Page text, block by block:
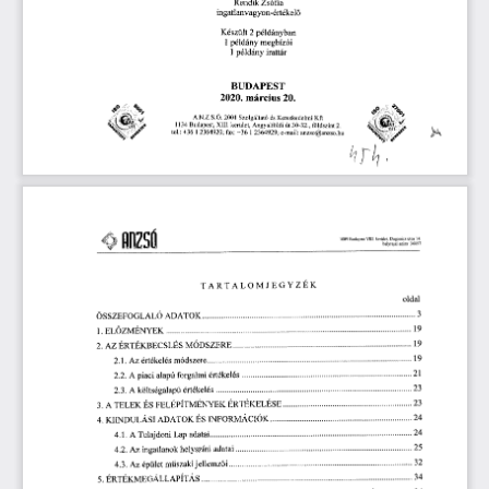
ingatlanvagyon-értékelő
Készült 2 példányban
1 példány megbízói
1 példány irattár
BUDAPEST
2020. március 20.
A.N.Z.S.Ó. 2001 Szolgáltató és Kereskedelmi Kft
1134 Budapest, XIII. kerület, Angyalföldi iát 30-32., földszint 2.
tel.: +36 1 2364920; fax: +36 1 2364929; e-mail: anzso@anzso.hu
1089 Budapest VIII kerület, Dugonics „tea
14
helyrajzi szám 36057
TARTALOMJEGYZÉK
oldal
ÖSSZEFOGLALÓ ADATOK
3
1. ELŐZMÉNYEK
19
2. AZ ÉRTÉKBECSLÉS MÓDSZERE
19
2.1.
Az értékelés módszere
19
2.2. A piaci alapú forgalmi értékelés
21
2.3. A költségalapú értékelés
23
3. A TELEK ÉS FELÉPÍTMÉNYEK ÉRTÉKELÉSE
23
4. KIINDULÁSI ADATOK ÉS INFORMÁCIÓK
24
4.1. A Tulajdoni Lap adatai
24
4.2. Az ingatlanok helyszíni adatai
25
4.3. Az épület műszaki jellemzői
32
5. ÉRTÉKMEGÁLLAPÍTÁS
34
C